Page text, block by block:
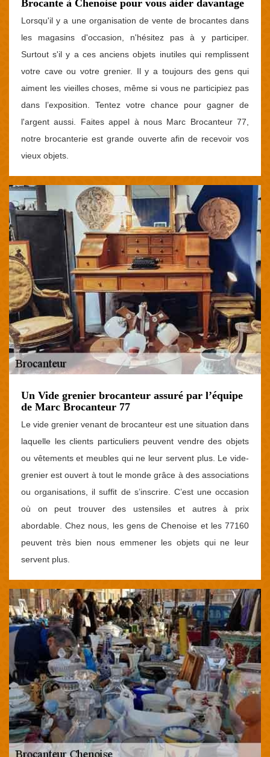
Brocante à Chenoise pour vous aider davantage
Lorsqu'il y a une organisation de vente de brocantes dans
les magasins d'occasion, n'hésitez pas à y participer.
Surtout s'il y a ces anciens objets inutiles qui remplissent
votre cave ou votre grenier. Il y a toujours des gens qui
aiment les vieilles choses, même si vous ne participiez pas
dans l’exposition. Tentez votre chance pour gagner de
l'argent aussi. Faites appel à nous Marc Brocanteur 77,
notre brocanterie est grande ouverte afin de recevoir vos
vieux objets.
Un Vide grenier brocanteur assuré par l’équipe
de Marc Brocanteur 77
Le vide grenier venant de brocanteur est une situation dans
laquelle les clients particuliers peuvent vendre des objets
ou vêtements et meubles qui ne leur servent plus. Le vide-
grenier est ouvert à tout le monde grâce à des associations
ou organisations, il suffit de s’inscrire. C’est une occasion
où on peut trouver des ustensiles et autres à prix
abordable. Chez nous, les gens de Chenoise et les 77160
peuvent très bien nous emmener les objets qui ne leur
servent plus.